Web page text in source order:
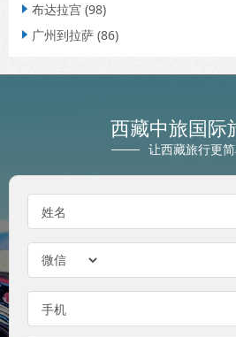
 布达拉宫 (98)
 广州到拉萨 (86)
西藏中旅国际
让西藏旅行更
姓名
手机